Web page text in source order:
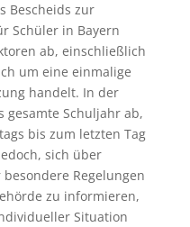
Bescheids zur
Schüler in Bayern
ab, einschließlich
um eine einmalige
handelt. In der
gesamte Schuljahr ab,
bis zum letzten Tag
sich über
Regelungen
zu informieren,
Situation